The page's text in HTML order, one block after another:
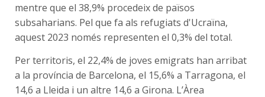
mentre que el 38,9% procedeix de països
subsaharians. Pel que fa als refugiats d'Ucraïna,
aquest 2023 només representen el 0,3% del total.
Per territoris, el 22,4% de joves emigrats han arribat
a la província de Barcelona, el 15,6% a Tarragona, el
14,6 a Lleida i un altre 14,6 a Girona. L’Àrea